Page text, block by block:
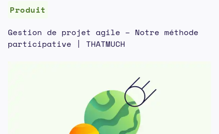
Produit
Gestion de projet agile – Notre méthode
participative | THATMUCH